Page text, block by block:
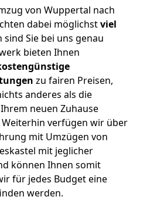
von Wuppertal nach
dabei möglichstviel
sind Sie bei uns genau
bieten Ihnen
zu fairen Preisen,
anderes als die
neuen Zuhause
verfügen wir über
mit Umzügen von
mit jeglicher
können Ihnen somit
für jedes Budget eine
werden.